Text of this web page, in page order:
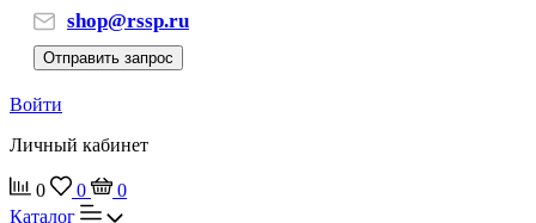
shop@rssp.ru
Отправить запрос
Войти
Личный кабинет
0 0
0
Каталог